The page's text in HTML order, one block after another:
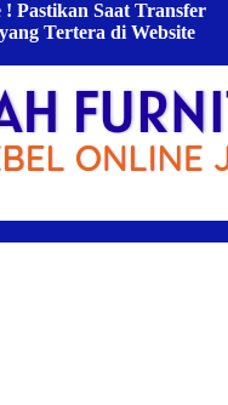
Pastikan Saat Transfer
Tertera di Website